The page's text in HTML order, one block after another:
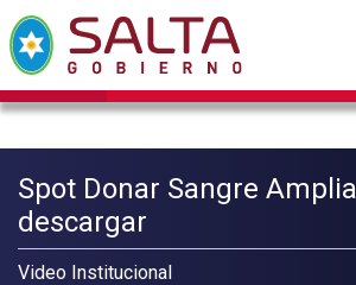
Spot Donar Sangre
descargar
Video Institucional